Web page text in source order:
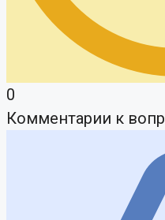
0
Комментарии к